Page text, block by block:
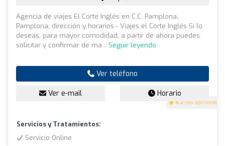
4.2 (46 opiniones)
Agencia de viajes El Corte Inglés en C.C. Pamplona,
Pamplona, dirección y horarios - Viajes el Corte Inglés Si lo
deseas, para mayor comodidad, a partir de ahora puedes
solicitar y confirmar de ma... Seguir leyendo
Ver teléfono
Ver e-mail Horario
Servicios y Tratamientos:
Servicio Online